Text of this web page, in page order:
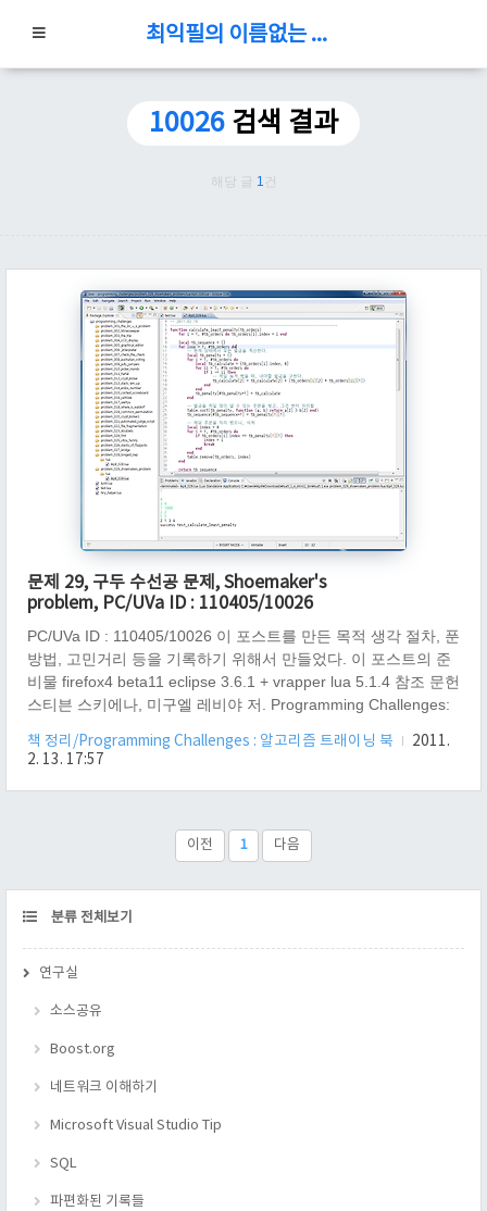
최익필의 이름없는 블로그
10026 검색 결과
해당 글 1 건
문제 29, 구두 수선공 문제, Shoemaker's
problem, PC/UVa ID : 110405/10026
PC/UVa ID : 110405/10026 이 포스트를 만든 목적 생각 절차, 푼
방법, 고민거리 등을 기록하기 위해서 만들었다. 이 포스트의 준
비물 firefox4 beta11 eclipse 3.6.1 + vrapper lua 5.1.4 참조 문헌
스티븐 스키에나, 미구엘 레비야 저. Programming Challenges:
쇄 2004.12.05. (문제 29 구두 수선공 문제, Shoemaker's
http://acm.uva.es/p/v100/10026.html
책 정리/Programming Challenges : 알고리즘 트래이닝 북
2011.
2. 13. 17:57
이전 1 다음
CATEGORY
분류 전체보기
연구실
소스공유
Boost.org
네트워크 이해하기
Microsoft Visual Studio Tip
SQL
파편화된 기록들